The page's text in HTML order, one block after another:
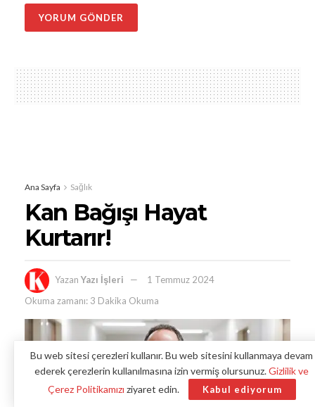
Ana Sayfa Sağlık
Kan Bağışı Hayat
Kurtarır!
Yazan Yazı İşleri
1 Temmuz 2024
Okuma zamanı: 3 Dakika Okuma
Bu web sitesi çerezleri kullanır. Bu web sitesini kullanmaya devam
ederek çerezlerin kullanılmasına izin vermiş olursunuz.Gizlilik ve
Çerez Politikamızı ziyaret edin. Kabul ediyorum